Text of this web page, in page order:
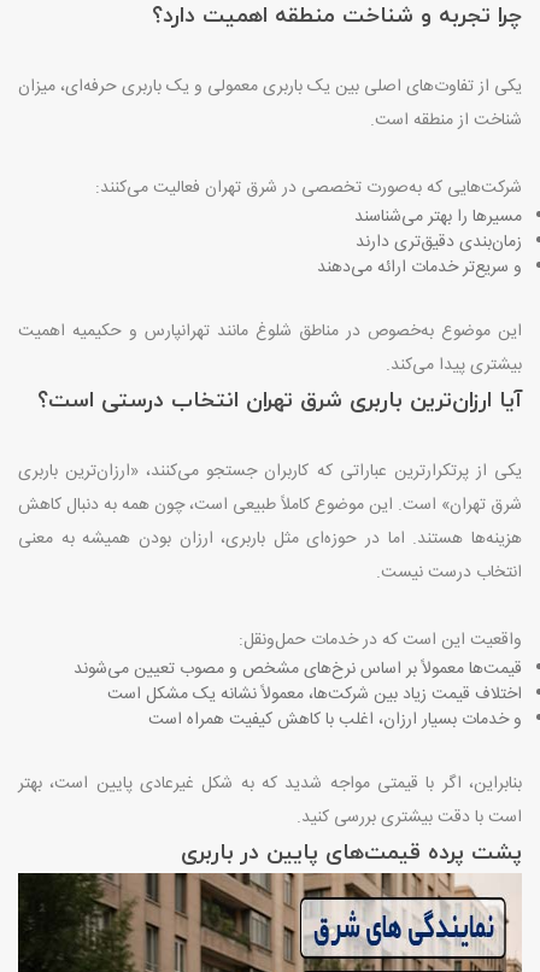
چرا تجربه و شناخت منطقه اهمیت دارد؟
یکی از تفاوت‌های اصلی بین یک باربری معمولی و یک باربری حرفه‌ای، میزان
شناخت از منطقه است.
شرکت‌هایی که به‌صورت تخصصی در شرق تهران فعالیت می‌کنند:
مسیرها را بهتر می‌شناسند
زمان‌بندی دقیق‌تری دارند
و سریع‌تر خدمات ارائه می‌دهند
این موضوع به‌خصوص در مناطق شلوغ مانند تهرانپارس و حکیمیه اهمیت
بیشتری پیدا می‌کند.
آیا ارزان‌ترین باربری شرق تهران انتخاب درستی است؟
یکی از پرتکرارترین عباراتی که کاربران جستجو می‌کنند، «ارزان‌ترین باربری
شرق تهران» است. این موضوع کاملاً طبیعی است، چون همه به دنبال کاهش
هزینه‌ها هستند. اما در حوزه‌ای مثل باربری، ارزان بودن همیشه به معنی
انتخاب درست نیست.
واقعیت این است که در خدمات حمل‌ونقل:
قیمت‌ها معمولاً بر اساس نرخ‌های مشخص و مصوب تعیین می‌شوند
اختلاف قیمت زیاد بین شرکت‌ها، معمولاً نشانه یک مشکل است
و خدمات بسیار ارزان، اغلب با کاهش کیفیت همراه است
بنابراین، اگر با قیمتی مواجه شدید که به شکل غیرعادی پایین است، بهتر
است با دقت بیشتری بررسی کنید.
پشت پرده قیمت‌های پایین در باربری